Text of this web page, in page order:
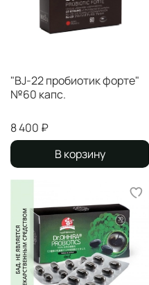
"BJ-22 пробиотик форте"
№60 капс.
8 400 ₽
В корзину